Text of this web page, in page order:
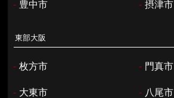
- 豊中市 - 摂津市
東部大阪
- 枚方市 - 門真市
- 大東市 - 八尾市